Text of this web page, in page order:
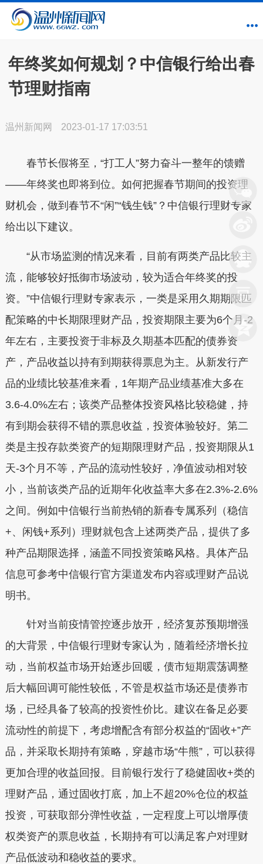
年终奖如何规划？中信银行给出春
节理财指南
温州新闻网 2023-01-17 17:03:51
春节长假将至，“打工人”努力奋斗一整年的馈赠
——年终奖也即将到位。如何把握春节期间的投资理
财机会，做到春节不“闲”“钱生钱”？中信银行理财专家
给出以下建议。
“从市场监测的情况来看，目前有两类产品比较主
流，能够较好抵御市场波动，较为适合年终奖的投
资。”中信银行理财专家表示，一类是采用久期期限匹
配策略的中长期限理财产品，投资期限主要为6个月-2
年左右，主要投资于非标及久期基本匹配的债券资
产，产品收益以持有到期获得票息为主。从新发行产
品的业绩比较基准来看，1年期产品业绩基准大多在
3.6-4.0%左右；该类产品整体投资风格比较稳健，持
有到期会获得不错的票息收益，投资体验较好。第二
类是主投存款类资产的短期限理财产品，投资期限从1
天-3个月不等，产品的流动性较好，净值波动相对较
小，当前该类产品的近期年化收益率大多在2.3%-2.6%
之间。例如中信银行当前热销的新春专属系列（稳信
+、闲钱+系列）理财就包含上述两类产品，提供了多
种产品期限选择，涵盖不同投资策略风格。具体产品
信息可参考中信银行官方渠道发布内容或理财产品说
明书。
针对当前疫情管控逐步放开，经济复苏预期增强
的大背景，中信银行理财专家认为，随着经济增长拉
动，当前权益市场开始逐步回暖，债市短期震荡调整
后大幅回调可能性较低，不管是权益市场还是债券市
场，已经具备了较高的投资性价比。建议在备足必要
流动性的前提下，考虑增配含有部分权益的“固收+”产
品，并采取长期持有策略，穿越市场“牛熊”，可以获得
更加合理的收益回报。目前银行发行了稳健固收+类的
理财产品，通过固收打底，加上不超20%仓位的权益
投资，可获取部分弹性收益，一定程度上可以增厚债
权类资产的票息收益，长期持有可以满足客户对理财
产品低波动和稳收益的要求。